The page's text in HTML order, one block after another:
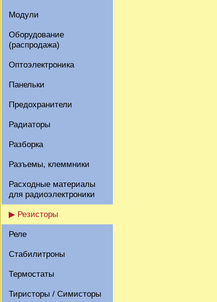
Модули
Оборудование
(распродажа)
Оптоэлектроника
Панельки
Предохранители
Радиаторы
Разборка
Разъемы, клеммники
Расходные материалы
для радиоэлектроники
▶ Резисторы
Реле
Стабилитроны
Термостаты
Тиристоры / Симисторы